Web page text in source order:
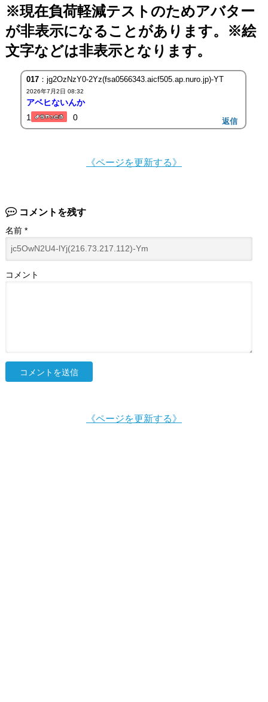
※現在負荷軽減テストのためアバター
が非表示になることがあります。※絵
文字などは非表示となります。
017：jg2OzNzY0-2Yz(fsa0566343.aicf505.ap.nuro.jp)-YT
2026年7月2日 08:32
アベヒないんか
1
0 返信
《ページを更新する》
コメントを残す
名前 *
コメント
《ページを更新する》